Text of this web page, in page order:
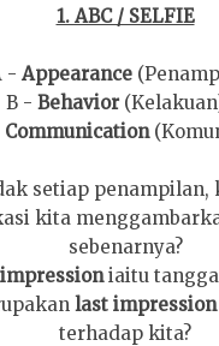
1. ABC / SELFIE
- Appearance
B - Behavior
Communication
setiap penampilan,
kita
sebenarnya?
iaitu
kan last impression
terhadap kita?